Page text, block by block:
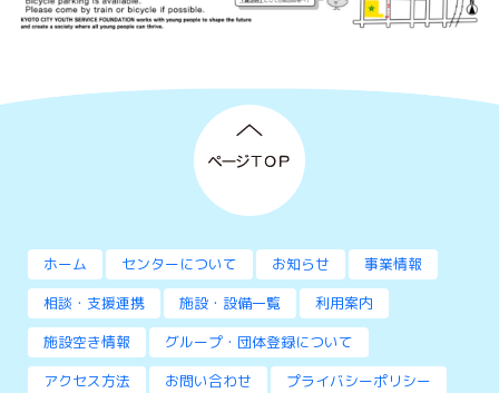
ホーム センターについて お知らせ
事業情報
相談・支援連携
施設・設備一覧
利用案内
施設空き情報
グループ・団体登録について
アクセス方法
お問い合わせ プライバシーポリシー